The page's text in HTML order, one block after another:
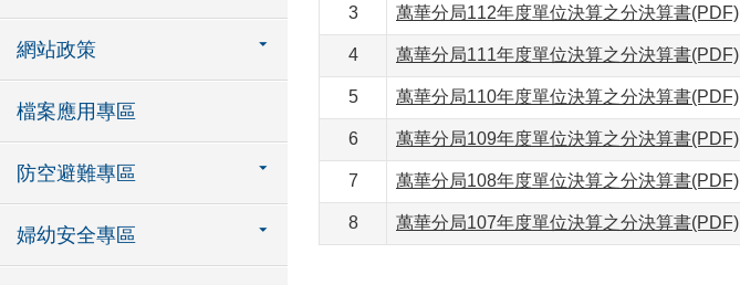
網站政策
檔案應用專區
防空避難專區
婦幼安全專區
3 萬華分局112年度單位決算之分決算書(PDF)
4 萬華分局111年度單位決算之分決算書(PDF)
5 萬華分局110年度單位決算之分決算書(PDF)
6 萬華分局109年度單位決算之分決算書(PDF)
7 萬華分局108年度單位決算之分決算書(PDF)
8 萬華分局107年度單位決算之分決算書(PDF)